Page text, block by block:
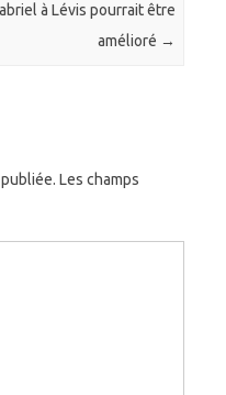
à Lévis pourrait être
amélioré →
Les champs